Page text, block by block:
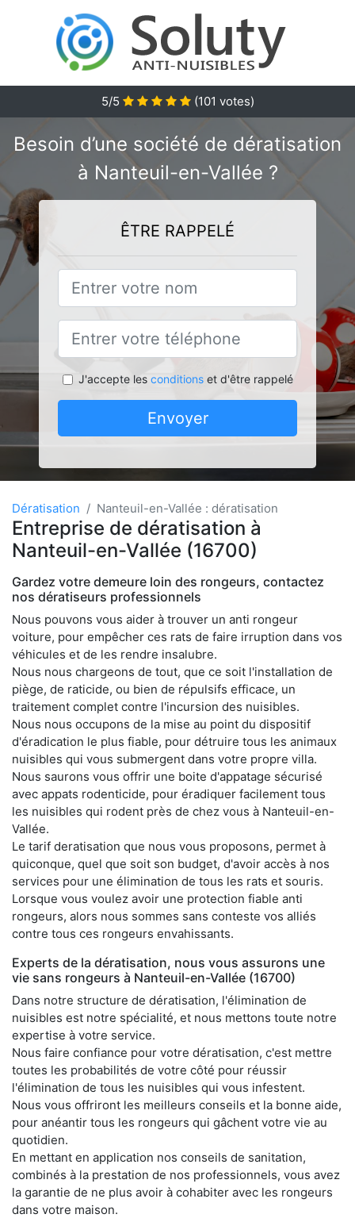
5/5 (101 votes)
Besoin d’une société de dératisation
à Nanteuil-en-Vallée ?
ÊTRE RAPPELÉ
J'accepte les conditionset d'être rappelé
Envoyer
Dératisation Nanteuil-en-Vallée : dératisation
Entreprise de dératisation à
Nanteuil-en-Vallée (16700)
Gardez votre demeure loin des rongeurs, contactez
nos dératiseurs professionnels
Nous pouvons vous aider à trouver un anti rongeur
voiture, pour empêcher ces rats de faire irruption dans vos
véhicules et de les rendre insalubre.
Nous nous chargeons de tout, que ce soit l'installation de
piège, de raticide, ou bien de répulsifs efficace, un
traitement complet contre l'incursion des nuisibles.
Nous nous occupons de la mise au point du dispositif
d'éradication le plus fiable, pour détruire tous les animaux
nuisibles qui vous submergent dans votre propre villa.
Nous saurons vous offrir une boite d'appatage sécurisé
avec appats rodenticide, pour éradiquer facilement tous
les nuisibles qui rodent près de chez vous à Nanteuil-en-
Vallée.
Le tarif deratisation que nous vous proposons, permet à
quiconque, quel que soit son budget, d'avoir accès à nos
services pour une élimination de tous les rats et souris.
Lorsque vous voulez avoir une protection fiable anti
rongeurs, alors nous sommes sans conteste vos alliés
contre tous ces rongeurs envahissants.
Experts de la dératisation, nous vous assurons une
vie sans rongeurs à Nanteuil-en-Vallée (16700)
Dans notre structure de dératisation, l'élimination de
nuisibles est notre spécialité, et nous mettons toute notre
expertise à votre service.
Nous faire confiance pour votre dératisation, c'est mettre
toutes les probabilités de votre côté pour réussir
l'élimination de tous les nuisibles qui vous infestent.
Nous vous offriront les meilleurs conseils et la bonne aide,
pour anéantir tous les rongeurs qui gâchent votre vie au
quotidien.
En mettant en application nos conseils de sanitation,
combinés à la prestation de nos professionnels, vous avez
la garantie de ne plus avoir à cohabiter avec les rongeurs
dans votre maison.